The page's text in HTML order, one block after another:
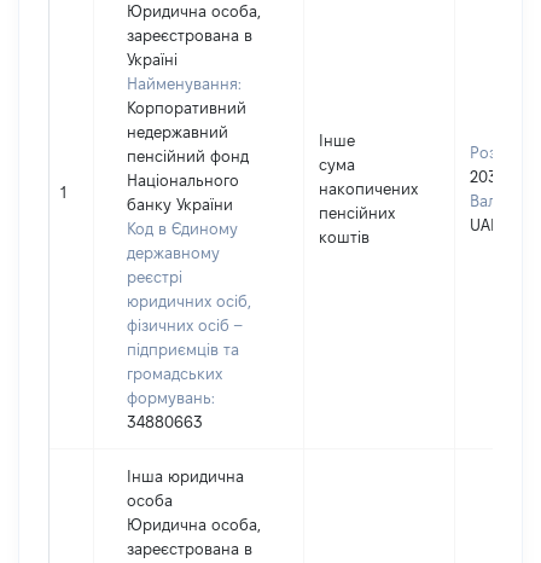
1
Юридична особа,
зареєстрована в
Україні
Найменування:
Корпоративний
недержавний
пенсійний фонд
Національного
банку України
Код в Єдиному
державному
реєстрі
юридичних осіб,
фізичних осіб –
підприємців та
громадських
формувань:
34880663
Інше
сума
накопичених
пенсійних
коштів
Розмір:
203684
Валюта:
UAH
Інша юридична
особа
Юридична особа,
зареєстрована в